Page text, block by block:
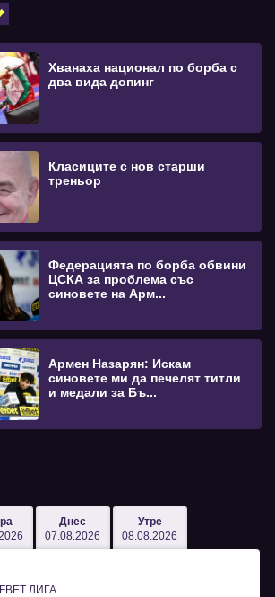
Хванаха национал по борба с
два вида допинг
Класиците с нов старши
треньор
Федерацията по борба обвини
ЦСКА за проблема със
синовете на Арм...
Армен Назарян: Искам
синовете ми да печелят титли
и медали за Бъ...
Днес
07.08.2026
Утре
08.08.2026
ЛИГА